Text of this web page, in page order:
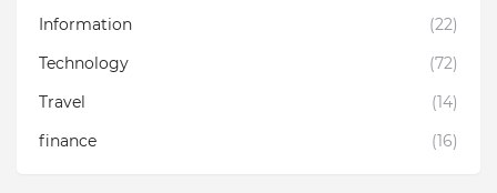
Information
(22)
Technology
(72)
Travel
(14)
finance
(16)